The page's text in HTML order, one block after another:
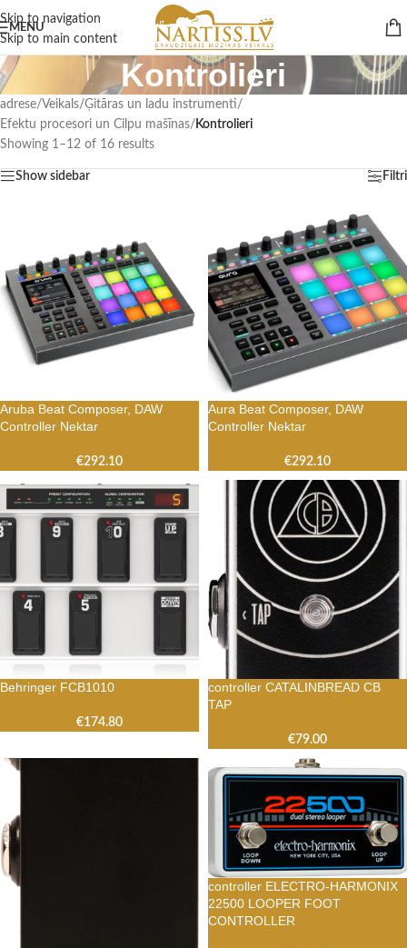
Skip to navigation
Skip to main content
MENU
Kontrolieri
adrese/Veikals/Ģitāras un ladu instrumenti/
Efektu procesori un Cilpu mašīnas/ Kontrolieri
Showing 1–12 of 16 results
Show sidebar Filtri
Aruba Beat Composer, DAW
Controller Nektar
€292.10
Aura Beat Composer, DAW
Controller Nektar
€292.10
Behringer FCB1010
€174.80
controller CATALINBREAD CB
TAP
€79.00
controller ELECTRO-HARMONIX
22500 LOOPER FOOT
CONTROLLER